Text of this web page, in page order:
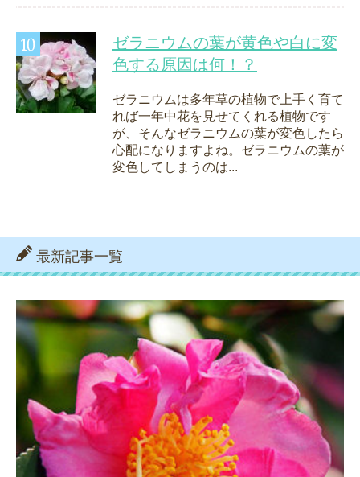
ゼラニウムの葉が黄色や白に変
色する原因は何！？
ゼラニウムは多年草の植物で上手く育て
れば一年中花を見せてくれる植物です
が、そんなゼラニウムの葉が変色したら
心配になりますよね。ゼラニウムの葉が
変色してしまうのは...
最新記事一覧